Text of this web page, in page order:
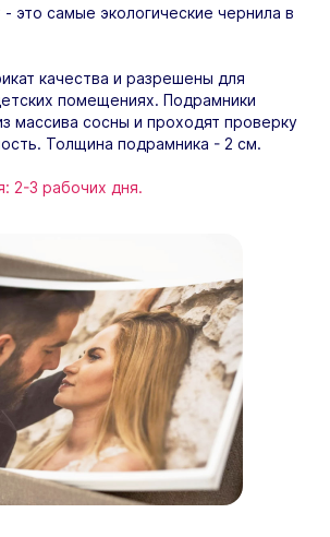
это самые экологические чернила в
качества и разрешены для
помещениях. Подрамники
массива сосны и проходят проверку
Толщина подрамника - 2 см.
2-3 рабочих дня.